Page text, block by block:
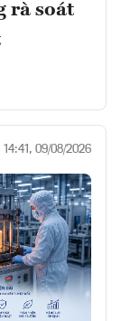
rà soát
14:41, 09/08/2026